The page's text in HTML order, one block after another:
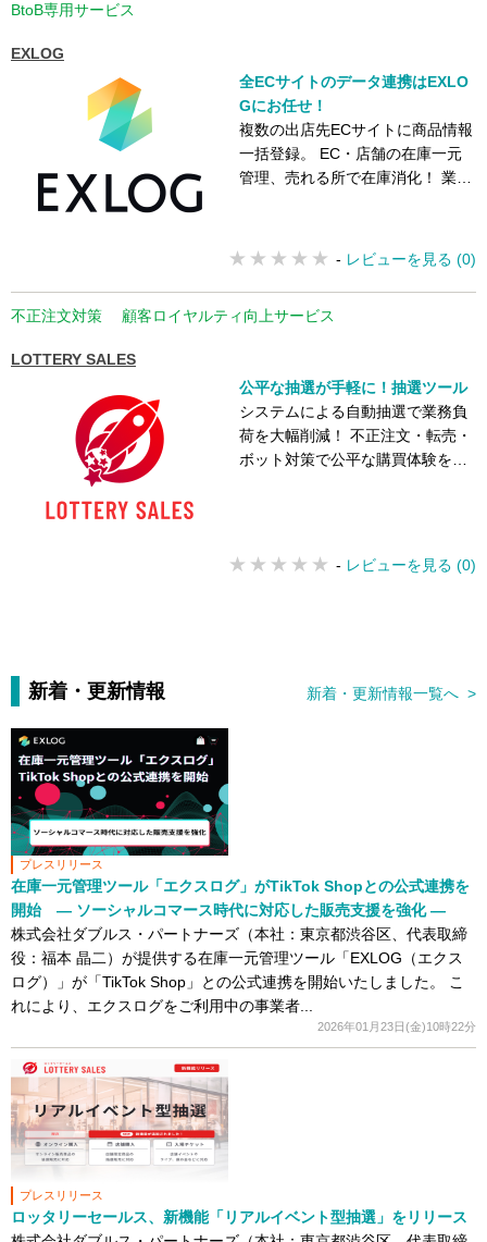
BtoB専用サービス
EXLOG
全ECサイトのデータ連携はEXLO
Gにお任せ！
複数の出店先ECサイトに商品情報
一括登録。 EC・店舗の在庫一元
管理、売れる所で在庫消化！ 業界
- レビューを見る (0)
不正注文対策 顧客ロイヤルティ向上サービス
LOTTERY SALES
公平な抽選が手軽に！抽選ツール
システムによる自動抽選で業務負
荷を大幅削減！ 不正注文・転売・
ボット対策で公平な購買体験を！
- レビューを見る (0)
新着・更新情報 新着・更新情報一覧へ >
プレスリリース
在庫一元管理ツール「エクスログ」がTikTok Shopとの公式連携を
開始 — ソーシャルコマース時代に対応した販売支援を強化 —
株式会社ダブルス・パートナーズ（本社：東京都渋谷区、代表取締
役：福本 晶二）が提供する在庫一元管理ツール「EXLOG（エクス
ログ）」が「TikTok Shop」との公式連携を開始いたしました。 こ
れにより、エクスログをご利用中の事業者...
2026年01月23日(金)10時22分
プレスリリース
ロッタリーセールス、新機能「リアルイベント型抽選」をリリース